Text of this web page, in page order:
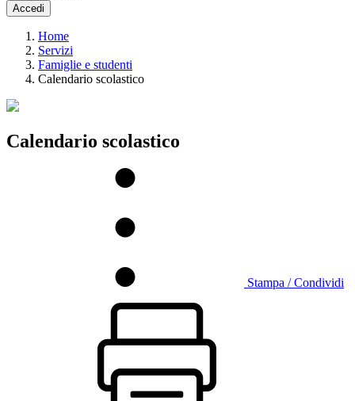
Accedi
Home
Servizi
Famiglie e studenti
Calendario scolastico
Calendario scolastico
Stampa / Condividi